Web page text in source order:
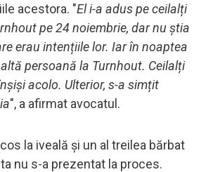
acestora. "El i-a adus pe ceilalți
pe 24 noiembrie, dar nu știa
erau intențiile lor. Iar în noaptea
persoană la Turnhout. Ceilalți
acolo. Ulterior, s-a simțit
", a afirmat avocatul.
la iveală și un al treilea bărbat
nu s-a prezentat la proces.